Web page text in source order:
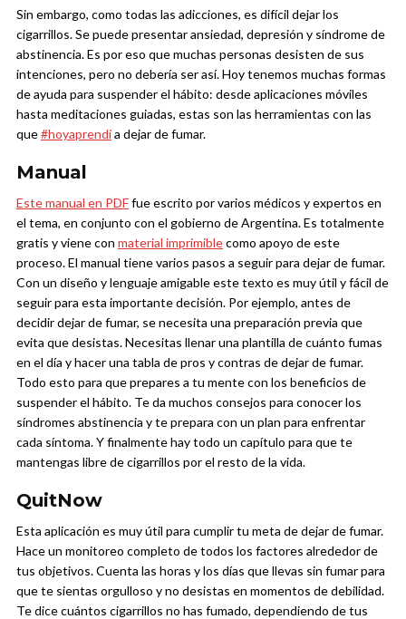
Sin embargo, como todas las adicciones, es difícil dejar los
cigarrillos. Se puede presentar ansiedad, depresión y síndrome de
abstinencia. Es por eso que muchas personas desisten de sus
intenciones, pero no debería ser así. Hoy tenemos muchas formas
de ayuda para suspender el hábito: desde aplicaciones móviles
hasta meditaciones guiadas, estas son las herramientas con las
que#hoyaprendía dejar de fumar.
Manual
Este manual en PDFfue escrito por varios médicos y expertos en
el tema, en conjunto con el gobierno de Argentina. Es totalmente
gratis y viene con material imprimiblecomo apoyo de este
proceso. El manual tiene varios pasos a seguir para dejar de fumar.
Con un diseño y lenguaje amigable este texto es muy útil y fácil de
seguir para esta importante decisión. Por ejemplo, antes de
decidir dejar de fumar, se necesita una preparación previa que
evita que desistas. Necesitas llenar una plantilla de cuánto fumas
en el día y hacer una tabla de pros y contras de dejar de fumar.
Todo esto para que prepares a tu mente con los beneficios de
suspender el hábito. Te da muchos consejos para conocer los
síndromes abstinencia y te prepara con un plan para enfrentar
cada síntoma. Y finalmente hay todo un capítulo para que te
mantengas libre de cigarrillos por el resto de la vida.
QuitNow
Esta aplicación es muy útil para cumplir tu meta de dejar de fumar.
Hace un monitoreo completo de todos los factores alrededor de
tus objetivos. Cuenta las horas y los días que llevas sin fumar para
que te sientas orgulloso y no desistas en momentos de debilidad.
Te dice cuántos cigarrillos no has fumado, dependiendo de tus